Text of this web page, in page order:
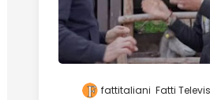
fattitaliani Fatti